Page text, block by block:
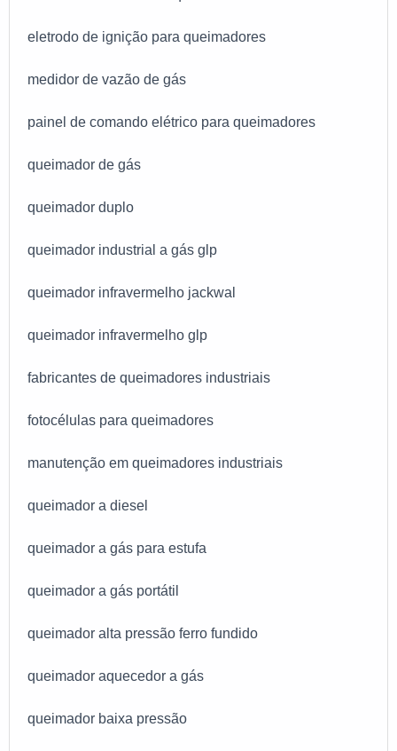
eletrodo de ignição para queimadores
medidor de vazão de gás
painel de comando elétrico para queimadores
queimador de gás
queimador duplo
queimador industrial a gás glp
queimador infravermelho jackwal
queimador infravermelho glp
fabricantes de queimadores industriais
fotocélulas para queimadores
manutenção em queimadores industriais
queimador a diesel
queimador a gás para estufa
queimador a gás portátil
queimador alta pressão ferro fundido
queimador aquecedor a gás
queimador baixa pressão